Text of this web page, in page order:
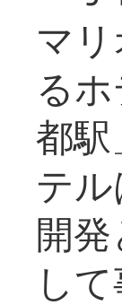
マ
る
都
テ
開
し